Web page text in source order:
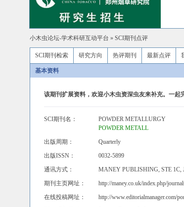
小木虫论坛-学术科研互动平台 » SCI期刊点评
SCI期刊检索 研究方向 热评期刊 最新点评
基本资料
该期刊扩展资料，欢迎小木虫资深虫友来补充。一起
SCI期刊名：
POWDER METALLURGY
POWDER METALL
出版周期：
Quarterly
出版ISSN：
0032-5899
通讯方式：
MANEY PUBLISHING, STE 1C,
期刊主页网址：
http://maney.co.uk/index.php/
在线投稿网址：
http://www.editorialmanager.com/